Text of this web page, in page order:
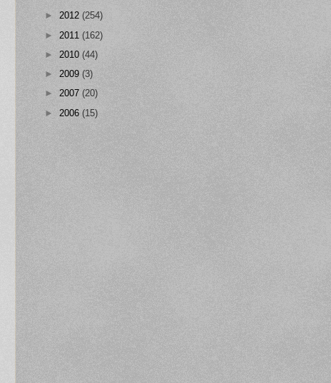
► 2012 (254)
► 2011 (162)
► 2010 (44)
► 2009 (3)
► 2007 (20)
► 2006 (15)